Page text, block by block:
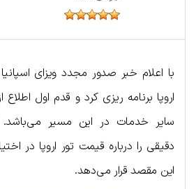
با اعلام خبر صدور مجدد ویزای
اروپا برنامه ریزی کرد و قدم اول
سایر خدمات در این مسیر
دقیقی را درباره قیمت تور اروپا در
این مقصد قرار می‌دهد.